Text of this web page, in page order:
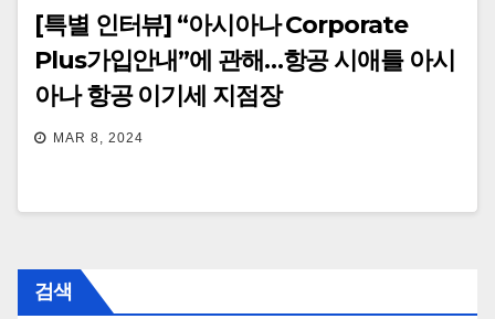
[특별 인터뷰] “아시아나 Corporate
Plus가입안내”에 관해…항공 시애틀 아시
아나 항공 이기세 지점장
MAR 8, 2024
검색